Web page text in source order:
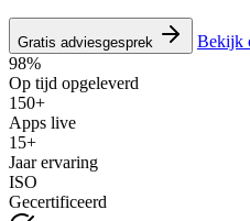
Gratis adviesgesprek
Bekijk
98%
Op tijd opgeleverd
150+
Apps live
15+
Jaar ervaring
ISO
Gecertificeerd